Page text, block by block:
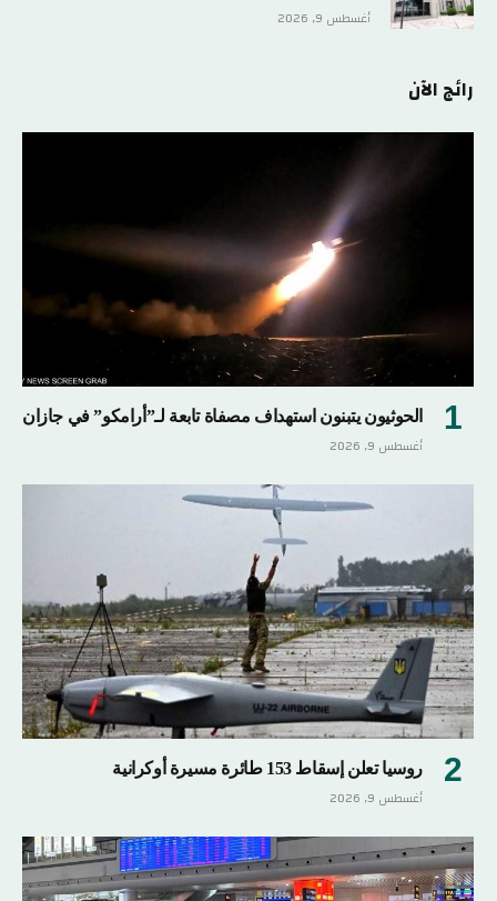
أغسطس 9, 2026
رائج الآن
الحوثيون يتبنون استهداف مصفاة تابعة لـ”أرامكو” في جازان
أغسطس 9, 2026
روسيا تعلن إسقاط 153 طائرة مسيرة أوكرانية
أغسطس 9, 2026